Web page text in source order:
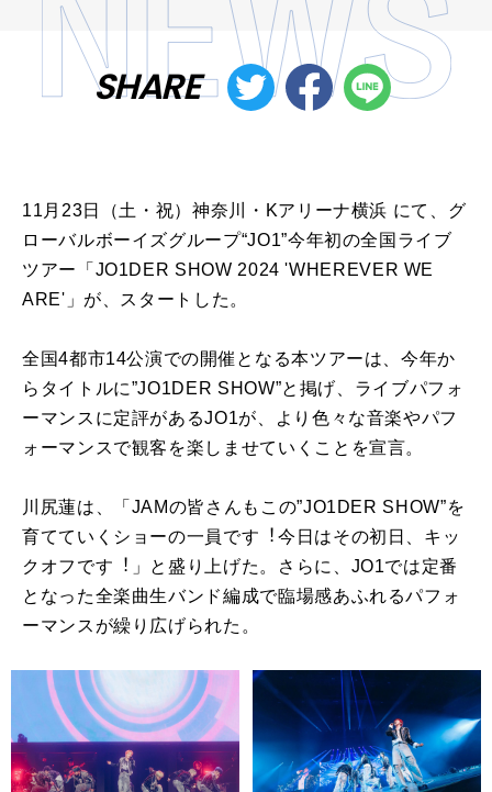
SHARE
11⽉23⽇（⼟・祝）神奈川・Kアリーナ横浜 にて、グ
ローバルボーイズグループ“JO1”今年初の全国ライブ
ツアー「JO1DER SHOW 2024 'WHEREVER WE
ARE'」が、スタートした。
全国4都市14公演での開催となる本ツアーは、今年か
らタイトルに”JO1DER SHOW”と掲げ、ライブパフォ
ーマンスに定評があるJO1が、より⾊々な⾳楽やパフ
ォーマンスで観客を楽しませていくことを宣⾔。
川尻蓮は、「JAMの皆さんもこの”JO1DER SHOW”を
育てていくショーの⼀員です︕今⽇はその初⽇、キッ
クオフです︕」と盛り上げた。さらに、JO1では定番
となった全楽曲⽣バンド編成で臨場感あふれるパフォ
ーマンスが繰り広げられた。